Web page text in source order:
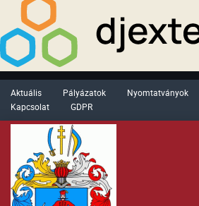
Aktuális Pályázatok Nyomtatványok
Kapcsolat
GDPR